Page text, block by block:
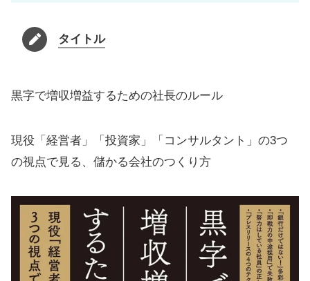
タイトル
黒字で増収増益するための社長のルール
現役「経営者」「投資家」「コンサルタント」の3つ
の視点で見る、儲かる会社のつくり方